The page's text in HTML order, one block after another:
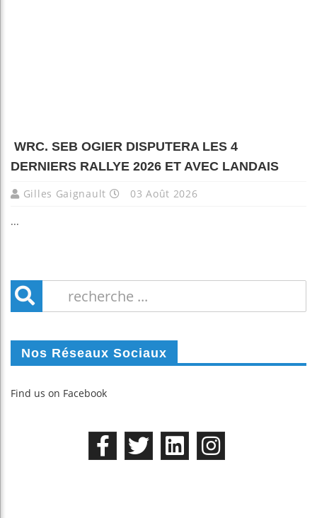
WRC. SEB OGIER DISPUTERA LES 4
DERNIERS RALLYE 2026 ET AVEC LANDAIS
Gilles Gaignault 03 Août 2026
...
Nos Réseaux Sociaux
Find us on Facebook